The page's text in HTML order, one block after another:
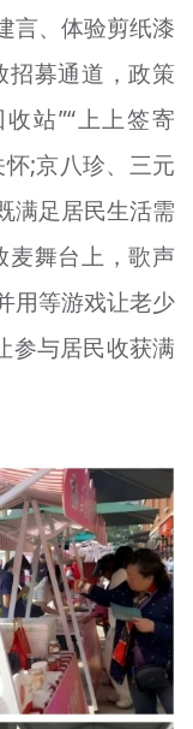
言、体验剪纸漆
招募通道，政策
站”“上上签寄
;京八珍、三元
满足居民生活需
麦舞台上，歌声
用等游戏让老少
参与居民收获满